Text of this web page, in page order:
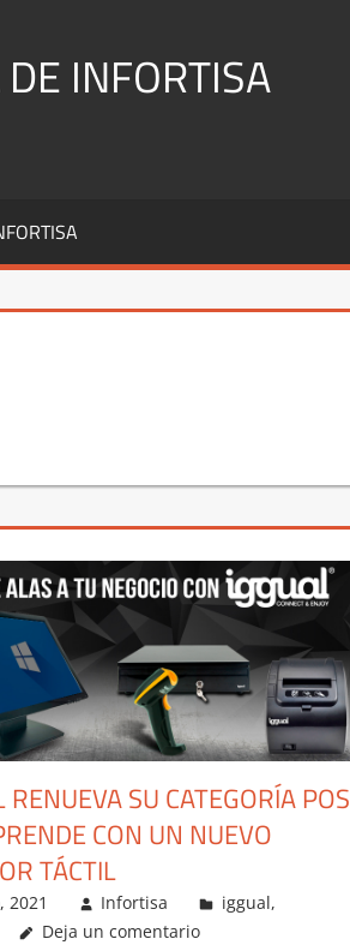
INFORTISA
RENUEVA SU CATEGORÍA POS
CON UN NUEVO
TÁCTIL
2021 Infortisa iggual,
Deja un comentario